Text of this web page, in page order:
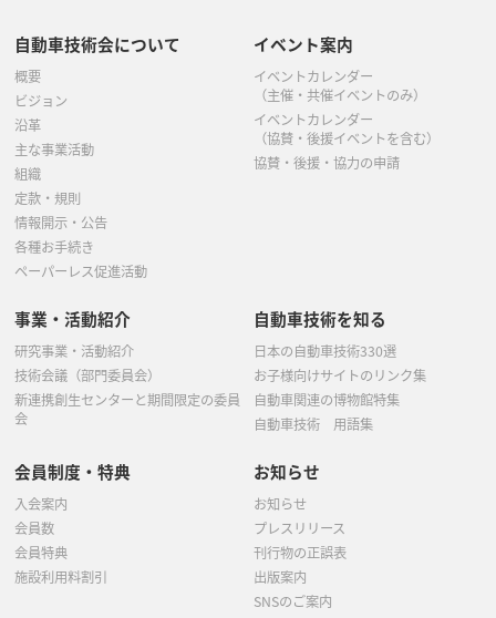
2月(1)
4月(1)
3月(2)
5月(4)
6月(1)
2月(1)
7月 (2)
3月(4)
2月
自動車技術会について
概要
ビジョン
沿革
主な事業活動
組織
定款・規則
情報開示・公告
各種お手続き
ペーパーレス促進活動
イベント案内
イベントカレンダー
（主催・共催イベントのみ）
イベントカレンダー
（協賛・後援イベントを含む）
協賛・後援・協力の申請
事業・活動紹介
研究事業・活動紹介
技術会議（部門委員会）
新連携創生センターと期間限定の委員
会
自動車技術を知る
日本の自動車技術330選
お子様向けサイトのリンク集
自動車関連の博物館特集
自動車技術 用語集
会員制度・特典
入会案内
会員数
会員特典
施設利用料割引
お知らせ
お知らせ
プレスリリース
刊行物の正誤表
出版案内
SNSのご案内